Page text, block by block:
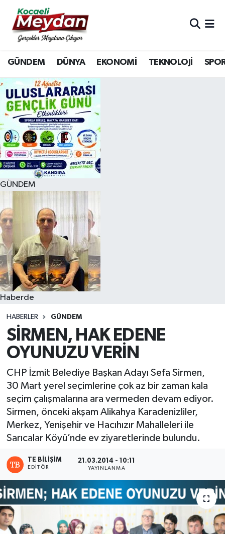
GÜNDEM DÜNYA EKONOMİ TEKNOLOJİ
GÜNDEM
Haberde
HABERLER GÜNDEM
SİRMEN, HAK EDENE
OYUNUZU VERİN
CHP İzmit Belediye Başkan Adayı Sefa Sirmen,
30 Mart yerel seçimlerine çok az bir zaman kala
seçim çalışmalarına ara vermeden devam ediyor.
Sirmen, önceki akşam Alikahya Karadenizliler,
Merkez, Yenişehir ve Hacıhızır Mahalleleri ile
Sarıcalar Köyü’nde ev ziyaretlerinde bulundu.
TE BILIŞIM
EDITÖR
21.03.2014 - 10:11
YAYINLANMA
Nöbetçi Eczaneler
Hava Durumu
Trafik Durumu
Süper Lig Puan Durumu ve Fikstür
Tüm Manşetler
Son Dakika Haberleri
Haber Arşivi